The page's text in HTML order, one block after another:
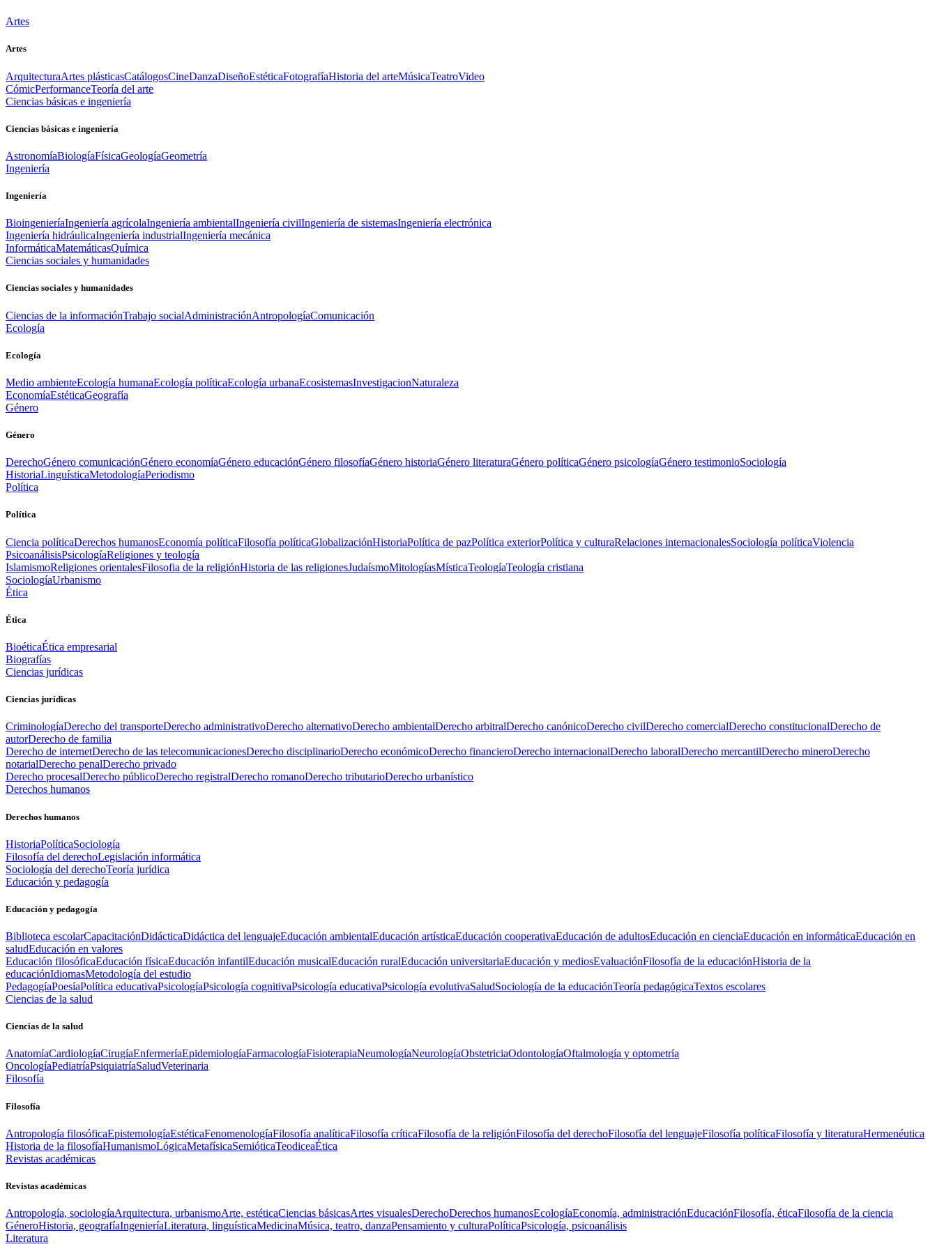
Artes
Artes
ArquitecturaArtes plásticasCatálogosCineDanzaDiseñoEstéticaFotografíaHistoria del arteMúsicaTeatroVideo
CómicPerformanceTeoría del arte
Ciencias básicas e ingeniería
Ciencias básicas e ingeniería
AstronomíaBiologíaFísicaGeologíaGeometría
Ingeniería
Ingeniería
BioingenieríaIngeniería agrícolaIngeniería ambientalIngeniería civilIngeniería de sistemasIngeniería electrónica
Ingeniería hidráulicaIngeniería industrialIngeniería mecánica
InformáticaMatemáticasQuímica
Ciencias sociales y humanidades
Ciencias sociales y humanidades
Ciencias de la informaciónTrabajo socialAdministraciónAntropologíaComunicación
Ecología
Ecología
Medio ambienteEcología humanaEcología políticaEcología urbanaEcosistemasInvestigacionNaturaleza
EconomíaEstéticaGeografía
Género
Género
DerechoGénero comunicaciónGénero economíaGénero educaciónGénero filosofíaGénero historiaGénero literaturaGénero políticaGénero psicologíaGénero testimonioSociología
HistoriaLinguísticaMetodologíaPeriodismo
Política
Política
Ciencia políticaDerechos humanosEconomía políticaFilosofía políticaGlobalizaciónHistoriaPolítica de pazPolítica exteriorPolítica y culturaRelaciones internacionalesSociología políticaViolencia
PsicoanálisisPsicologíaReligiones y teología
IslamismoReligiones orientalesFilosofia de la religiónHistoria de las religionesJudaísmoMitologíasMísticaTeologíaTeología cristiana
SociologíaUrbanismo
Ética
Ética
BioéticaÉtica empresarial
Biografías
Ciencias jurídicas
Ciencias jurídicas
CriminologíaDerecho del transporteDerecho administrativoDerecho alternativoDerecho ambientalDerecho arbitralDerecho canónicoDerecho civilDerecho comercialDerecho constitucionalDerecho de
autorDerecho de familia
Derecho de internetDerecho de las telecomunicacionesDerecho disciplinarioDerecho económicoDerecho financieroDerecho internacionalDerecho laboralDerecho mercantilDerecho mineroDerecho
notarialDerecho penalDerecho privado
Derecho procesalDerecho públicoDerecho registralDerecho romanoDerecho tributarioDerecho urbanístico
Derechos humanos
Derechos humanos
HistoriaPolíticaSociología
Filosofía del derechoLegislación informática
Sociología del derechoTeoría jurídica
Educación y pedagogía
Educación y pedagogía
Biblioteca escolarCapacitaciónDidácticaDidáctica del lenguajeEducación ambientalEducación artísticaEducación cooperativaEducación de adultosEducación en cienciaEducación en informáticaEducación en
saludEducación en valores
Educación filosóficaEducación físicaEducación infantilEducación musicalEducación ruralEducación universitariaEducación y mediosEvaluaciónFilosofía de la educaciónHistoria de la
educaciónIdiomasMetodología del estudio
PedagogíaPoesíaPolítica educativaPsicologíaPsicología cognitivaPsicología educativaPsicología evolutivaSaludSociología de la educaciónTeoría pedagógicaTextos escolares
Ciencias de la salud
Ciencias de la salud
AnatomíaCardiologíaCirugíaEnfermeríaEpidemiologíaFarmacologíaFisioterapiaNeumologíaNeurologíaObstetriciaOdontologíaOftalmología y optometría
OncologíaPediatríaPsiquiatríaSaludVeterinaria
Filosofía
Filosofía
Antropología filosóficaEpistemologíaEstéticaFenomenologíaFilosofía analíticaFilosofía críticaFilosofía de la religiónFilosofía del derechoFilosofía del lenguajeFilosofía políticaFilosofía y literaturaHermenéutica
Historia de la filosofíaHumanismoLógicaMetafísicaSemióticaTeodiceaÉtica
Revistas académicas
Revistas académicas
Antropología, sociologíaArquitectura, urbanismoArte, estéticaCiencias básicasArtes visualesDerechoDerechos humanosEcologíaEconomía, administraciónEducaciónFilosofía, éticaFilosofía de la ciencia
GéneroHistoria, geografíaIngenieríaLiteratura, linguísticaMedicinaMúsica, teatro, danzaPensamiento y culturaPolíticaPsicología, psicoanálisis
Literatura